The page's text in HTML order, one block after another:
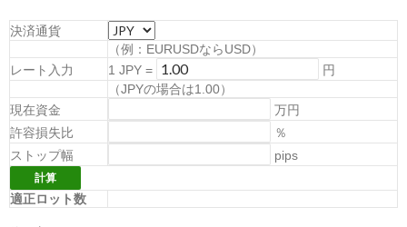
決済通貨
（例：EURUSDならUSD）
レート入力
1 JPY =
円
（JPYの場合は1.00）
現在資金
万円
許容損失比
％
ストップ幅
pips
適正ロット数